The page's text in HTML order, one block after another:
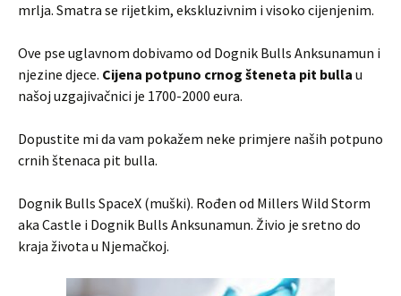
mrlja. Smatra se rijetkim, ekskluzivnim i visoko cijenjenim.
Ove pse uglavnom dobivamo od Dognik Bulls Anksunamun i
njezine djece. Cijena potpuno crnog šteneta pit bulla u
našoj uzgajivačnici je 1700-2000 eura.
Dopustite mi da vam pokažem neke primjere naših potpuno
crnih štenaca pit bulla.
Dognik Bulls SpaceX (muški). Rođen od Millers Wild Storm
aka Castle i Dognik Bulls Anksunamun. Živio je sretno do
kraja života u Njemačkoj.